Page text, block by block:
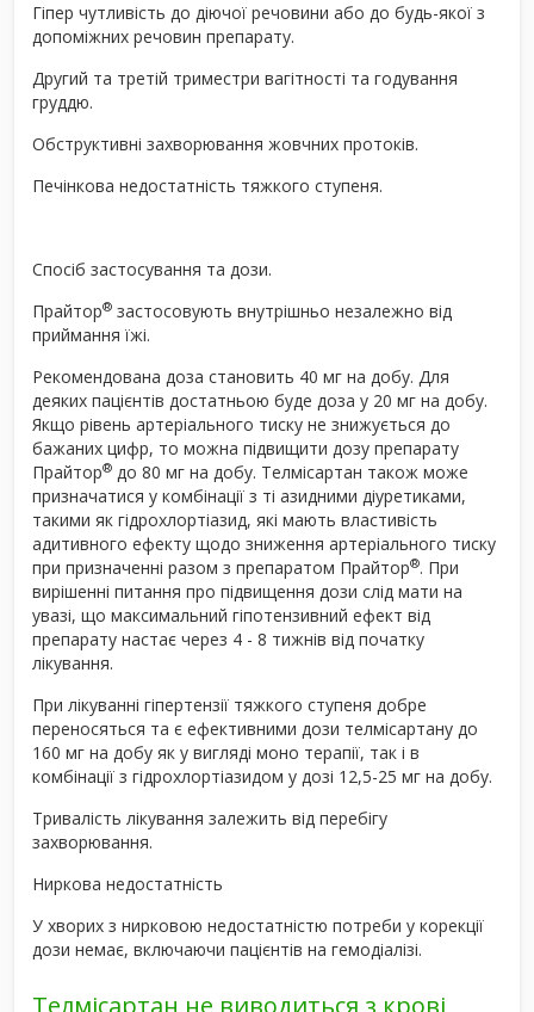
Гіпер чутливість до діючої речовини або до будь-якої з
допоміжних речовин препарату.
Другий та третій триместри вагітності та годування
груддю.
Обструктивні захворювання жовчних протоків.
Печінкова недостатність тяжкого ступеня.
Спосіб застосування та дози.
Прайтор® застосовують внутрішньо незалежно від
приймання їжі.
Рекомендована доза становить 40 мг на добу. Для
деяких пацієнтів достатньою буде доза у 20 мг на добу.
Якщо рівень артеріального тиску не знижується до
бажаних цифр, то можна підвищити дозу препарату
Прайтор® до 80 мг на добу. Телмісартан також може
призначатися у комбінації з ті азидними діуретиками,
такими як гідрохлортіазид, які мають властивість
адитивного ефекту щодо зниження артеріального тиску
при призначенні разом з препаратом Прайтор®. При
вирішенні питання про підвищення дози слід мати на
увазі, що максимальний гіпотензивний ефект від
препарату настає через 4 - 8 тижнів від початку
лікування.
При лікуванні гіпертензії тяжкого ступеня добре
переносяться та є ефективними дози телмісартану до
160 мг на добу як у вигляді моно терапії, так і в
комбінації з гідрохлортіазидом у дозі 12,5-25 мг на добу.
Тривалість лікування залежить від перебігу
захворювання.
Ниркова недостатність
У хворих з нирковою недостатністю потреби у корекції
дози немає, включаючи пацієнтів на гемодіалізі.